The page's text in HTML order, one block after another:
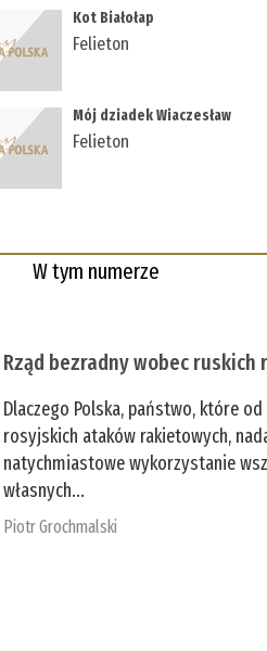
Kot Białołap
Felieton
Mój dziadek Wiaczesław
Felieton
W tym numerze
Rząd bezradny wobec
Dlaczego Polska, państwo, które
rosyjskich ataków rakietowych,
natychmiastowe wykorzystanie
własnych...
Piotr Grochmalski